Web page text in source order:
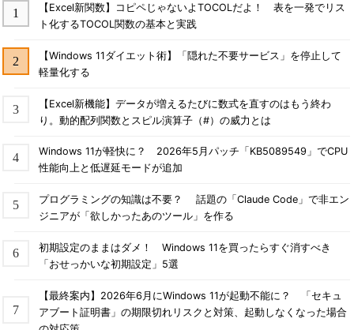
【Excel新関数】コピペじゃないよTOCOLだよ！ 表を一発でリス
ト化するTOCOL関数の基本と実践
【Windows 11ダイエット術】「隠れた不要サービス」を停止して
軽量化する
【Excel新機能】データが増えるたびに数式を直すのはもう終わ
り。動的配列関数とスピル演算子（#）の威力とは
Windows 11が軽快に？ 2026年5月パッチ「KB5089549」でCPU
性能向上と低遅延モードが追加
プログラミングの知識は不要？ 話題の「Claude Code」で非エン
ジニアが「欲しかったあのツール」を作る
初期設定のままはダメ！ Windows 11を買ったらすぐ消すべき
「おせっかいな初期設定」5選
【最終案内】2026年6月にWindows 11が起動不能に？ 「セキュ
アブート証明書」の期限切れリスクと対策、起動しなくなった場合